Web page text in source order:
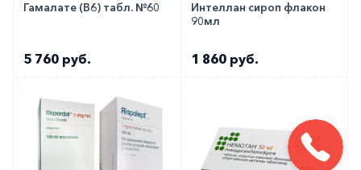
Гамалате (В6) табл. №60
5 760 руб.
Интеллан сироп флакон
90мл
1 860 руб.